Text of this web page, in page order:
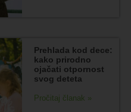
Prehlada kod dece:
kako prirodno
ojačati otpornost
svog deteta
Pročitaj članak »